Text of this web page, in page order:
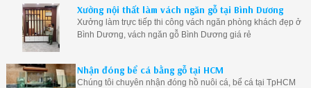
Xưởng nội thất làm vách ngăn gỗ tại Bình Dương
Xưởng làm trực tiếp thi công vách ngăn phòng khách đẹp ở
Bình Dương, vách ngăn gỗ Bình Dương giá rẻ
Nhận đóng bể cá bằng gỗ tại HCM
Chúng tôi chuyên nhận đóng hồ nuôi cá, bể cá tại TpHCM